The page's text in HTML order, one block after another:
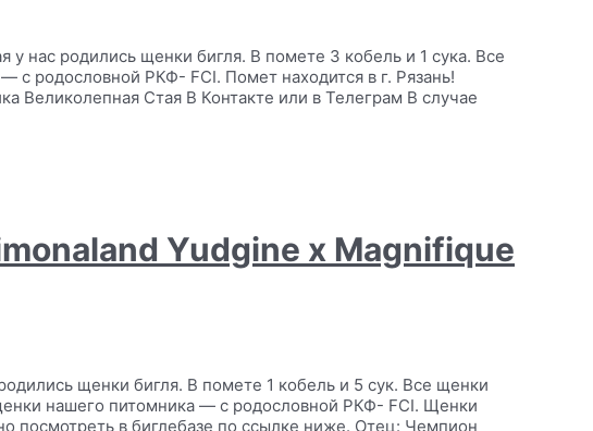
нас родились щенки бигля. В помете 3 кобель и 1 сука. Все
родословной РКФ- FCI. Помет находится в г. Рязань!
Великолепная Стая В Контакте или в Телеграм В случае
Yudgine x Magnifique
щенки бигля. В помете 1 кобель и 5 сук. Все щенки
нашего питомника — с родословной РКФ- FCI. Щенки
посмотреть в биглебазе по ссылке ниже. Отец: Чемпион